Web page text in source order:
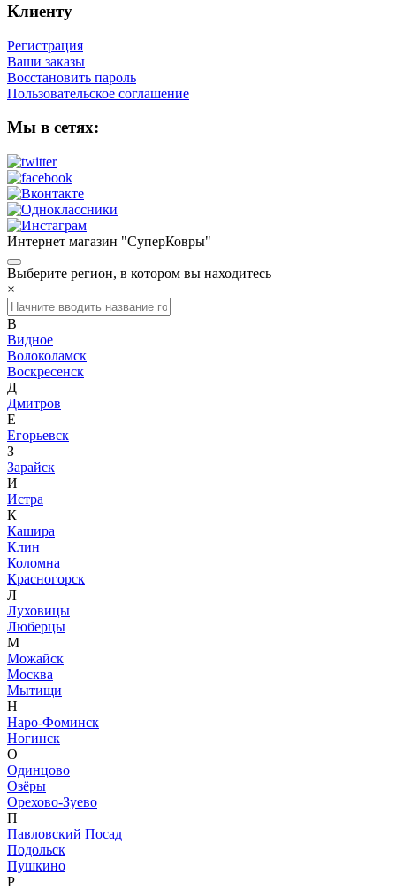
Клиенту
Регистрация
Ваши заказы
Восстановить пароль
Пользовательское соглашение
Мы в сетях:
Интернет магазин "СуперКовры"
Выберите регион, в котором вы находитесь
×
В
Видное
Волоколамск
Воскресенск
Д
Дмитров
Е
Егорьевск
З
Зарайск
И
Истра
К
Кашира
Клин
Коломна
Красногорск
Л
Луховицы
Люберцы
М
Можайск
Москва
Мытищи
Н
Наро-Фоминск
Ногинск
О
Одинцово
Озёры
Орехово-Зуево
П
Павловский Посад
Подольск
Пушкино
Р